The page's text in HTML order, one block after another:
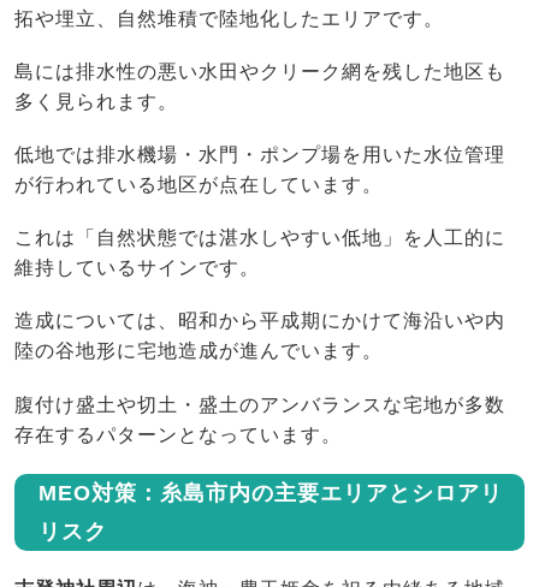
拓や埋立、自然堆積で陸地化したエリアです。
島には排水性の悪い水田やクリーク網を残した地区も
多く見られます。
低地では排水機場・水門・ポンプ場を用いた水位管理
が行われている地区が点在しています。
これは「自然状態では湛水しやすい低地」を人工的に
維持しているサインです。
造成については、昭和から平成期にかけて海沿いや内
陸の谷地形に宅地造成が進んでいます。
腹付け盛土や切土・盛土のアンバランスな宅地が多数
存在するパターンとなっています。
MEO対策：糸島市内の主要エリアとシロアリ
リスク